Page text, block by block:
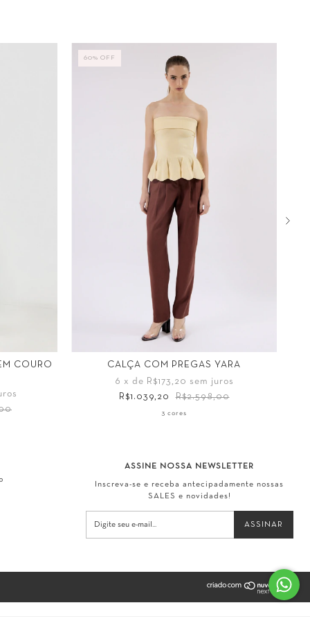
COURO
60% OFF
CALÇA COM PREGAS YARA
6 x de R$173,20 sem juros
R$1.039,20
R$2.598,00
3 cores
ASSINE NOSSA NEWSLETTER
Inscreva-se e receba antecipadamente nossas
SALES e novidades!